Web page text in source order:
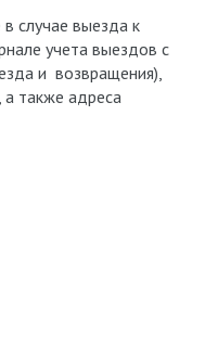
случае выезда к
учета выездов с
и возвращения),
а также адреса